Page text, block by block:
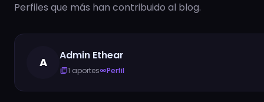
Perfiles que más han contribuido al blog.
A Admin Ethear
library_books1 aporteslinkPerfil